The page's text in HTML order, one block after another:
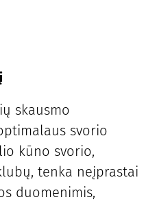
skausmo
svorio
kūno svorio,
tenka neįprastai
duomenimis,